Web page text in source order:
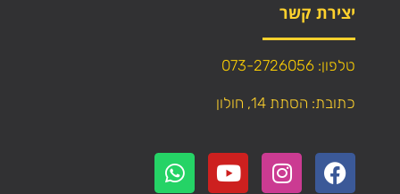
יצירת קשר
טלפון: 073-2726056
כתובת: הסתת 14, חולון